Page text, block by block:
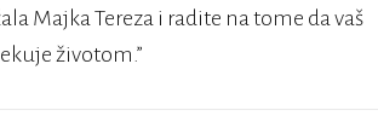
Majka Tereza i radite na tome da vaš
životom.”